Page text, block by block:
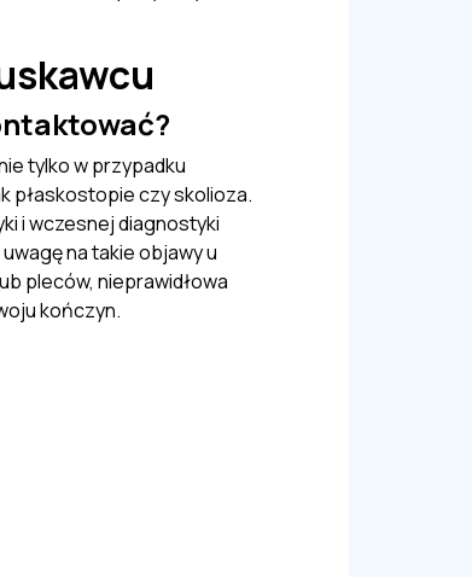
tylko w przypadku
płaskostopie czy skolioza.
i wczesnej diagnostyki
na takie objawy u
pleców, nieprawidłowa
kończyn.